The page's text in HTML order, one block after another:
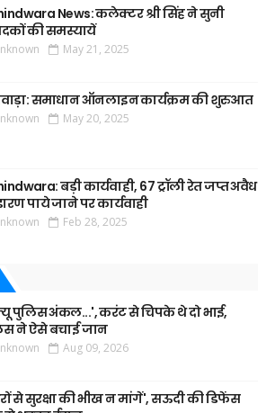
News: कलेक्टर श्री सिंह ने सुनी
की समस्यायें
May 21, 2025
समाधान ऑनलाइन कार्यक्रम की शुरुआत
May 20, 2025
बड़ी कार्यवाही, 67 ट्रॉली रेत जप्त अवैध
पाये जाने पर कार्यवाही
Feb 28, 2025
पुलिस अंकल...', करंट से चिपके थे दो भाई,
ने ऐसे बचाई जान
Aug 09, 2026
से सुरक्षा की भीख न मांगें', सऊदी की डिफेंस